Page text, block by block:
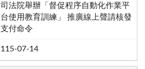
司法院舉辦「督促程序自動化作業平
台使用教育訓練」 推廣線上聲請核發
支付命令
115-07-14